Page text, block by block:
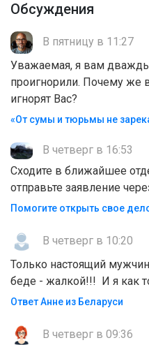
Обсуждения
В пятницу в 11:27
Уважаемая, я вам
проигнорили. Почему же
игнорят Вас?
«От сумы и тюрьмы не
В четверг в 16:53
Сходите в ближайшее
отправьте заявление
Помогите открыть свое
В четверг в 10:20
Только настоящий
беде - жалкой!!! И я как
Ответ Анне из Беларуси
В четверг в 09:36